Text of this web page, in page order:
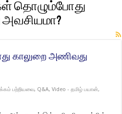
தொழும்போது
காலுறை அணிவது
பற்றியவை, Q&A,Video - தமிழ் பயான்,